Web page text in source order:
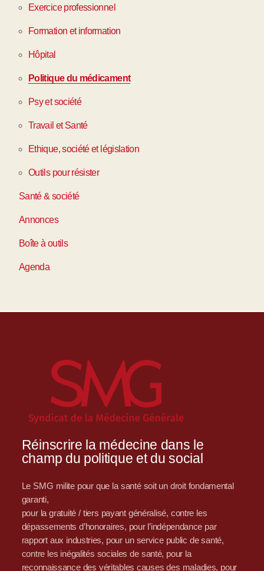
Exercice professionnel
Formation et information
Hôpital
Politique du médicament
Psy et société
Travail et Santé
Ethique, société et législation
Outils pour résister
Santé & société
Annonces
Boîte à outils
Agenda
Réinscrire la médecine dans le
champ du politique et du social
Le SMG milite pour que la santé soit un droit fondamental
garanti,
pour la gratuité / tiers payant généralisé, contre les
dépassements d’honoraires, pour l’indépendance par
rapport aux industries, pour un service public de santé,
contre les inégalités sociales de santé, pour la
reconnaissance des véritables causes des maladies, pour